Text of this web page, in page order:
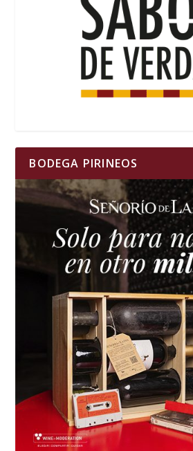
BODEGA PIRINEOS